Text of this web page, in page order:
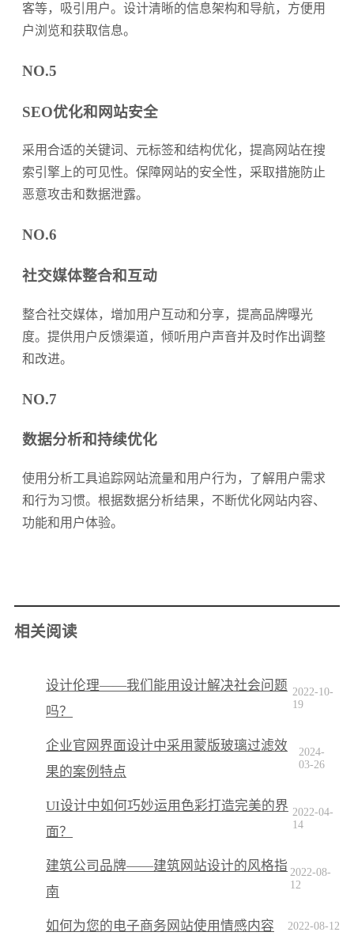
客等，吸引用户。设计清晰的信息架构和导航，方便用
户浏览和获取信息。
NO.5
SEO优化和网站安全
采用合适的关键词、元标签和结构优化，提高网站在搜
索引擎上的可见性。保障网站的安全性，采取措施防止
恶意攻击和数据泄露。
NO.6
社交媒体整合和互动
整合社交媒体，增加用户互动和分享，提高品牌曝光
度。提供用户反馈渠道，倾听用户声音并及时作出调整
和改进。
NO.7
数据分析和持续优化
使用分析工具追踪网站流量和用户行为，了解用户需求
和行为习惯。根据数据分析结果，不断优化网站内容、
功能和用户体验。
相关阅读
设计伦理——我们能用设计解决社会问题
吗？
2022-10-
19
企业官网界面设计中采用蒙版玻璃过滤效
果的案例特点
2024-
03-26
UI设计中如何巧妙运用色彩打造完美的界
面？
2022-04-
14
建筑公司品牌——建筑网站设计的风格指
南
2022-08-
12
如何为您的电子商务网站使用情感内容 2022-08-12